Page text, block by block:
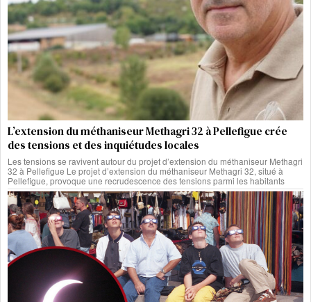
L’extension du méthaniseur Methagri 32 à Pellefigue crée
des tensions et des inquiétudes locales
Les tensions se ravivent autour du projet d’extension du méthaniseur Methagri
32 à Pellefigue Le projet d’extension du méthaniseur Methagri 32, situé à
Pellefigue, provoque une recrudescence des tensions parmi les habitants